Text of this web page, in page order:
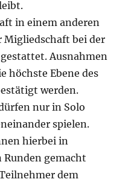
in einem anderen
Migliedschaft bei der
Ausnahmen
höchste Ebene des
werden.
nur in Solo
spielen.
hierbei in
Runden gemacht
dem